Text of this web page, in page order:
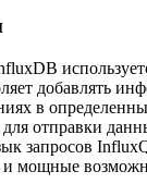
добавлять
в
отправки
запросов
и мощные